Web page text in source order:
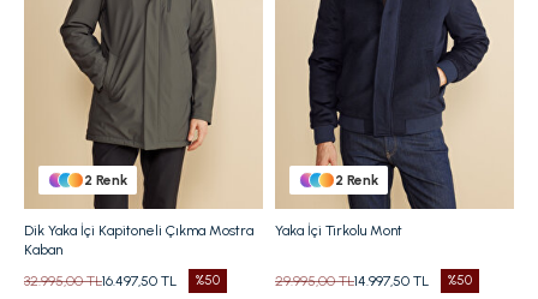
2 Renk
Dik Yaka İçi Kapitoneli Çıkma Mostra
Kaban
32.995,00 TL16.497,50 TL %50
2 Renk
Yaka İçi Tirkolu Mont
29.995,00 TL14.997,50 TL %50